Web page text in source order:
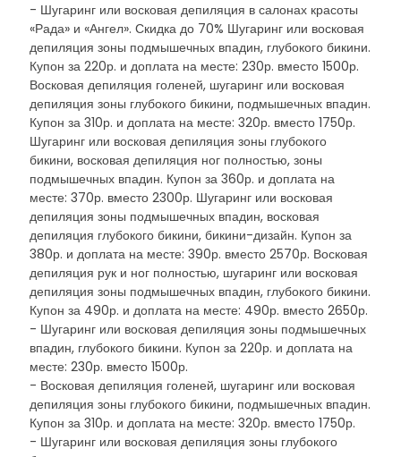
- Шугаринг или восковая депиляция в салонах красоты
«Рада» и «Ангел». Скидка до 70% Шугаринг или восковая
депиляция зоны подмышечных впадин, глубокого бикини.
Купон за 220р. и доплата на месте: 230р. вместо 1500р.
Восковая депиляция голеней, шугаринг или восковая
депиляция зоны глубокого бикини, подмышечных впадин.
Купон за 310р. и доплата на месте: 320р. вместо 1750р.
Шугаринг или восковая депиляция зоны глубокого
бикини, восковая депиляция ног полностью, зоны
подмышечных впадин. Купон за 360р. и доплата на
месте: 370р. вместо 2300р. Шугаринг или восковая
депиляция зоны подмышечных впадин, восковая
депиляция глубокого бикини, бикини-дизайн. Купон за
380р. и доплата на месте: 390р. вместо 2570р. Восковая
депиляция рук и ног полностью, шугаринг или восковая
депиляция зоны подмышечных впадин, глубокого бикини.
Купон за 490р. и доплата на месте: 490р. вместо 2650р.
- Шугаринг или восковая депиляция зоны подмышечных
впадин, глубокого бикини. Купон за 220р. и доплата на
месте: 230р. вместо 1500р.
- Восковая депиляция голеней, шугаринг или восковая
депиляция зоны глубокого бикини, подмышечных впадин.
Купон за 310р. и доплата на месте: 320р. вместо 1750р.
- Шугаринг или восковая депиляция зоны глубокого